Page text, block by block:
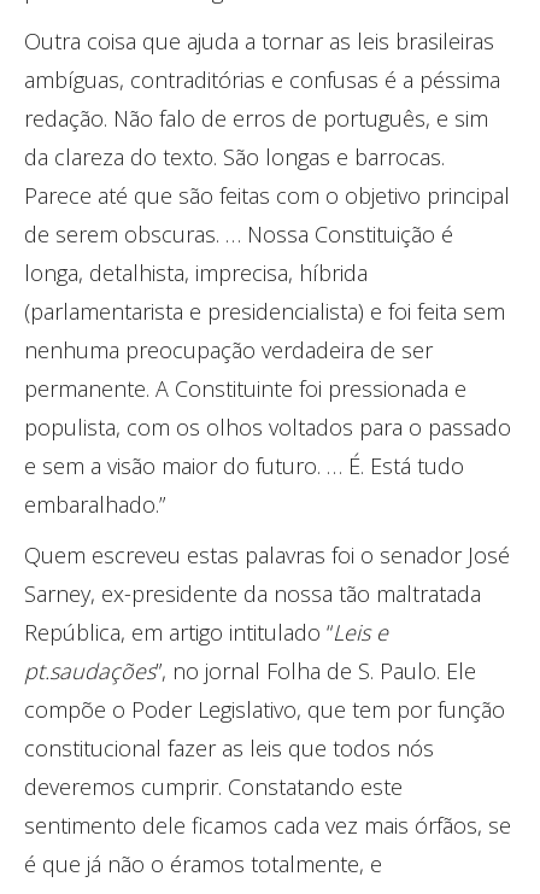
Outra coisa que ajuda a tornar as leis brasileiras
ambíguas, contraditórias e confusas é a péssima
redação. Não falo de erros de português, e sim
da clareza do texto. São longas e barrocas.
Parece até que são feitas com o objetivo principal
de serem obscuras. … Nossa Constituição é
longa, detalhista, imprecisa, híbrida
(parlamentarista e presidencialista) e foi feita sem
nenhuma preocupação verdadeira de ser
permanente. A Constituinte foi pressionada e
populista, com os olhos voltados para o passado
e sem a visão maior do futuro. … É. Está tudo
embaralhado.”
Quem escreveu estas palavras foi o senador José
Sarney, ex-presidente da nossa tão maltratada
República, em artigo intitulado “Leis e
pt.saudações”, no jornal Folha de S. Paulo. Ele
compõe o Poder Legislativo, que tem por função
constitucional fazer as leis que todos nós
deveremos cumprir. Constatando este
sentimento dele ficamos cada vez mais órfãos, se
é que já não o éramos totalmente, e